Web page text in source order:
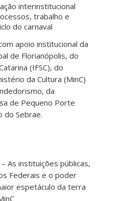
interinstitucional
trabalho e
do carnaval
apoio institucional da
de Florianópolis, do
(IFSC), do
da Cultura (MinC)
da
de Pequeno Porte
do Sebrae.
As instituições públicas,
Federais e o poder
espetáculo da terra